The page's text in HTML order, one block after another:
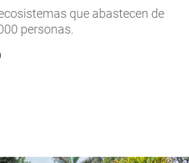
que abastecen de
personas.